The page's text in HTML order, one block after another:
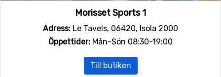
Morisset Sports 1
Adress: Le Tavels, 06420, Isola 2000
Öppettider: Mån-Sön 08:30-19:00
Till butiken